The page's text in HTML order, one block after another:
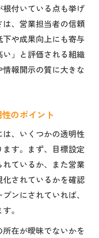
根付いている点も挙げ
は、営業担当者の信頼
や成果向上にも寄与
い」と評価される組織
報開示の質に大きな
のポイント
、いくつかの透明性
す。まず、目標設定
ているか、また営業
されているかを確認
ンにされていれば、
。
在が曖昧でないかを